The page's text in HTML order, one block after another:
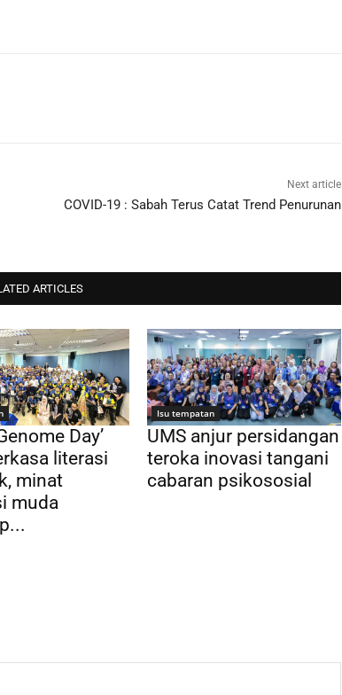
Next article
COVID-19 : Sabah Terus Catat Trend Penurunan
ARTICLES
Day’
literasi
minat
muda
Isu tempatan
UMS anjur persidangan
teroka inovasi tangani
cabaran psikososial